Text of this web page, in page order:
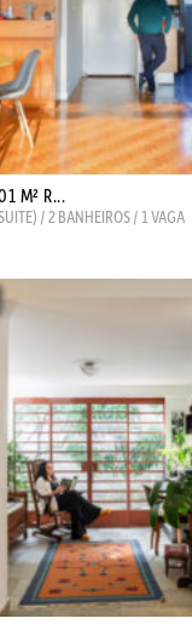
M² R...
/ 2 BANHEIROS / 1 VAGA